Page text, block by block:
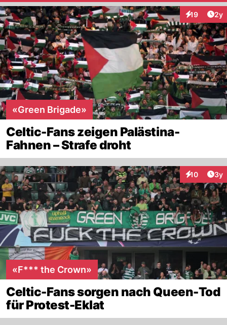
19 2y
«Green Brigade»
Celtic-Fans zeigen Palästina-
Fahnen – Strafe droht
10 3y
«F*** the Crown»
Celtic-Fans sorgen nach Queen-Tod
für Protest-Eklat